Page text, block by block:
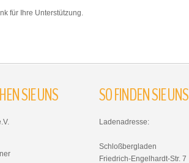
für Ihre Unterstützung.
SIEUNS SOFINDENSIEUNS
Ladenadresse:
Schloßbergladen
Friedrich-Engelhardt-Str. 7